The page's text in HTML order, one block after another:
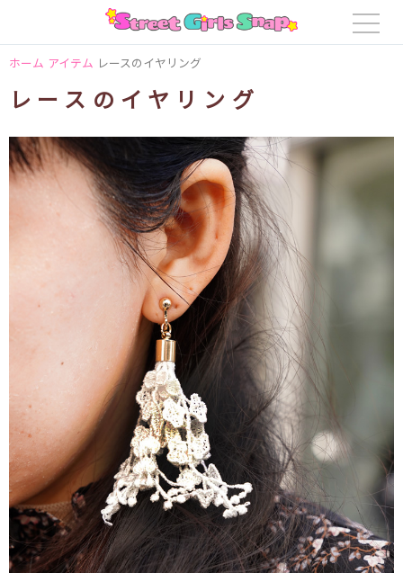
ホーム アイテム レースのイヤリング
レースのイヤリング